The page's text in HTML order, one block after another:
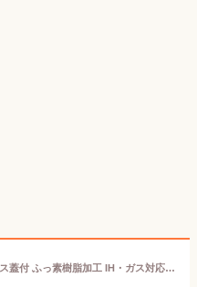
和平フレイズ 片手鍋 16cm ガラス蓋付 ふっ素樹脂加工 IH・ガス対応 べネス BR-4525